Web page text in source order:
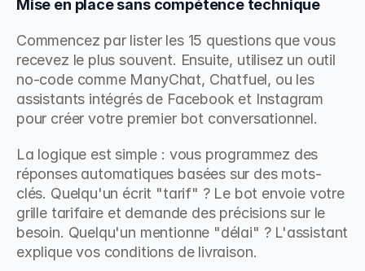
Mise en place sans compétence technique
Commencez par lister les 15 questions que vous
recevez le plus souvent. Ensuite, utilisez un outil
no-code comme ManyChat, Chatfuel, ou les
assistants intégrés de Facebook et Instagram
pour créer votre premier bot conversationnel.
La logique est simple : vous programmez des
réponses automatiques basées sur des mots-
clés. Quelqu'un écrit "tarif" ? Le bot envoie votre
grille tarifaire et demande des précisions sur le
besoin. Quelqu'un mentionne "délai" ? L'assistant
explique vos conditions de livraison.